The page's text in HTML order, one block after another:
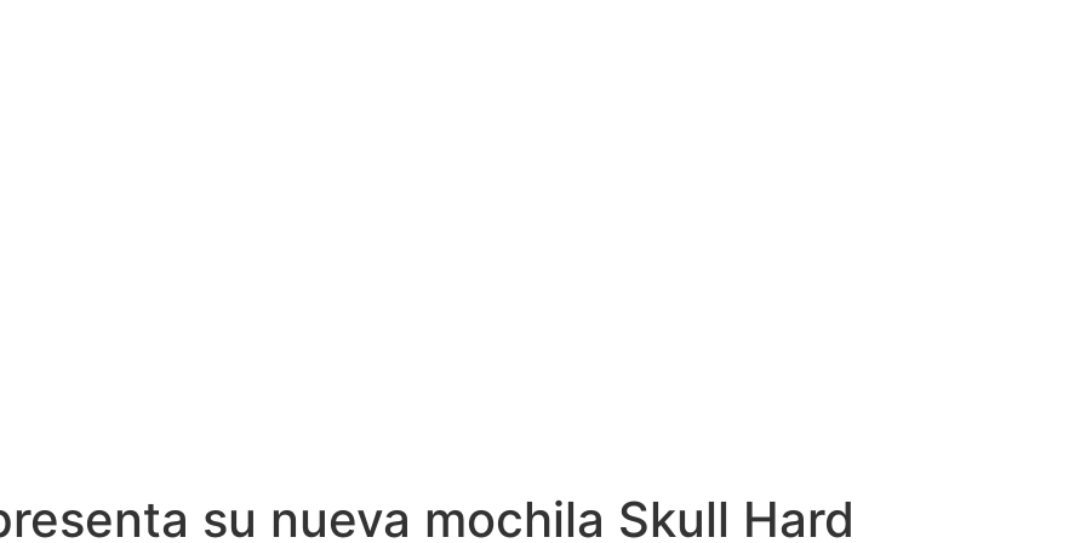
su nueva mochila Skull Hard